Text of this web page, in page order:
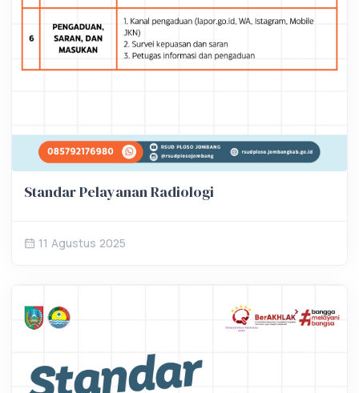
Standar Pelayanan Radiologi
11 Agustus 2025